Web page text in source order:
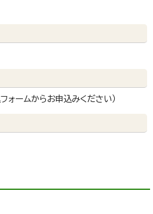
ォームからお申込みください）